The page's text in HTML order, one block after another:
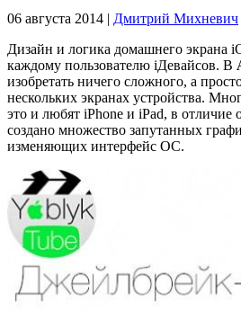
06 августа 2014 | Дмитрий Михневич
Дизайн и логика домашнего экрана
каждому пользователю iДевайсов. В
изобретать ничего сложного, а
нескольких экранах устройства.
это и любят iPhone и iPad, в отличие
создано множество запутанных
изменяющих интерфейс ОС.